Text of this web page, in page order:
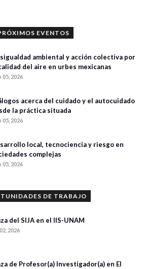
EVENTOS
ambiental y acción colectiva por
del aire en urbes mexicanas
05, 2026
acerca del cuidado y el autocuidado
la práctica situada
05, 2026
local, tecnociencia y riesgo en
complejas
05, 2026
DE TRABAJO
del SIJA en el IIS-UNAM
2026
de Profesor(a) Investigador(a) en El